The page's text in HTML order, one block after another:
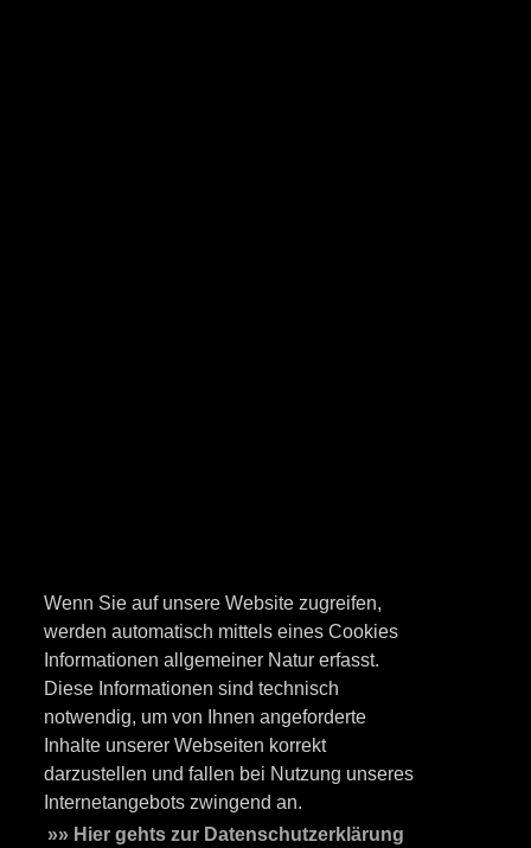
Wenn Sie auf unsere Website zugreifen,
werden automatisch mittels eines Cookies
Informationen allgemeiner Natur erfasst.
Diese Informationen sind technisch
notwendig, um von Ihnen angeforderte
Inhalte unserer Webseiten korrekt
darzustellen und fallen bei Nutzung unseres
Internetangebots zwingend an.
»» Hier gehts zur Datenschutzerklärung